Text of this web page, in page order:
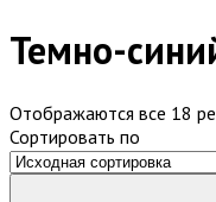
Темно-
Отображаются все 18
Сортировать по